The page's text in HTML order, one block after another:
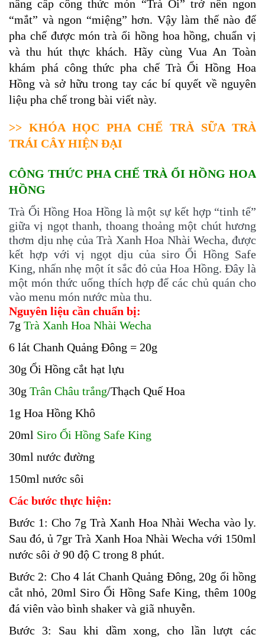
nâng cấp công thức món “Trà Ổi” trở nên ngon
“mắt” và ngon “miệng” hơn. Vậy làm thế nào để
pha chế được món trà ổi hồng hoa hồng, chuẩn vị
và thu hút thực khách. Hãy cùng Vua An Toàn
khám phá công thức pha chế Trà Ổi Hồng Hoa
Hồng và sở hữu trong tay các bí quyết về nguyên
liệu pha chế trong bài viết này.
>> KHÓA HỌC PHA CHẾ TRÀ SỮA TRÀ
TRÁI CÂY HIỆN ĐẠI
CÔNG THỨC PHA CHẾ TRÀ ỔI HỒNG HOA
HỒNG
Trà Ổi Hồng Hoa Hồng là một sự kết hợp “tinh tế”
giữa vị ngọt thanh, thoang thoảng một chút hương
thơm dịu nhẹ của Trà Xanh Hoa Nhài Wecha, được
kết hợp với vị ngọt dịu của siro Ổi Hồng Safe
King, nhấn nhẹ một ít sắc đỏ của Hoa Hồng. Đây là
một món thức uống thích hợp để các chủ quán cho
vào menu món nước mùa thu.
Nguyên liệu cần chuẩn bị:
7g Trà Xanh Hoa Nhài Wecha
6 lát Chanh Quảng Đông = 20g
30g Ổi Hồng cắt hạt lựu
30g Trân Châu trắng/Thạch Quế Hoa
1g Hoa Hồng Khô
20ml Siro Ổi Hồng Safe King
30ml nước đường
150ml nước sôi
Các bước thực hiện:
Bước 1: Cho 7g Trà Xanh Hoa Nhài Wecha vào ly.
Sau đó, ủ 7grTrà Xanh Hoa Nhài Wecha với 150ml
nước sôi ở 90 độ C trong 8 phút.
Bước 2: Cho 4 lát Chanh Quảng Đông, 20g ổi hồng
cắt nhỏ, 20ml Siro Ổi Hồng Safe King, thêm 100g
đá viên vào bình shaker và giã nhuyễn.
Bước 3: Sau khi dầm xong, cho lần lượt các